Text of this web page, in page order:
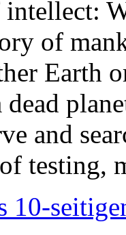
of
Earth
and
testing,
10-